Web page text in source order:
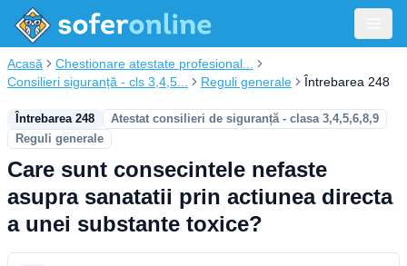
Acasă
Chestionare atestate profesional...
Consilieri siguranță - cls 3,4,5...
Reguli generale Întrebarea 248
Întrebarea 248
Atestat consilieri de siguranță - clasa 3,4,5,6,8,9
Reguli generale
Care sunt consecintele nefaste
asupra sanatatii prin actiunea directa
a unei substante toxice?